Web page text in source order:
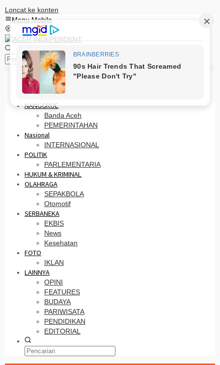
Loncat ke konten
Menu Mobile
HOME
PRO OTONOMI
NANGGROE
Banda Aceh
PEMERINTAHAN
Nasional
INTERNASIONAL
POLITIK
PARLEMENTARIA
HUKUM & KRIMINAL
OLAHRAGA
SEPAKBOLA
Otomotif
SERBANEKA
EKBIS
News
Kesehatan
FOTO
IKLAN
LAINNYA
OPINI
FEATURES
BUDAYA
PARIWISATA
PENDIDIKAN
EDITORIAL